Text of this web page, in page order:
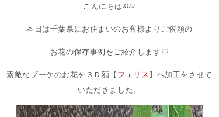
こんにちはꔛ♡
本日は千葉県にお住まいのお客様よりご依頼の
お花の保存事例をご紹介します♡
素敵なブーケのお花を３Ｄ額【 フェリス】へ加工をさせて
いただきました。